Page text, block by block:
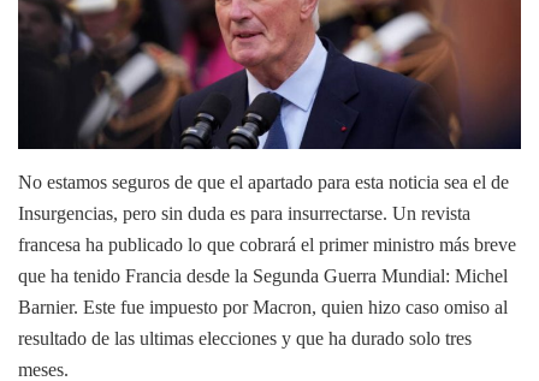
No estamos seguros de que el apartado para esta noticia sea el de
Insurgencias, pero sin duda es para insurrectarse. Un revista
francesa ha publicado lo que cobrará el primer ministro más breve
que ha tenido Francia desde la Segunda Guerra Mundial: Michel
Barnier. Este fue impuesto por Macron, quien hizo caso omiso al
resultado de las ultimas elecciones y que ha durado solo tres
meses.